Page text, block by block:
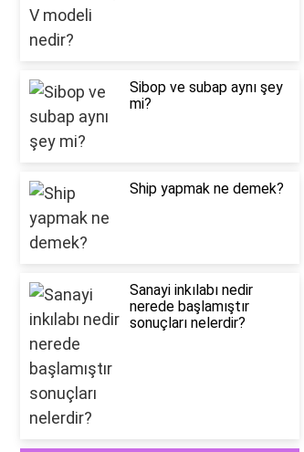
Sibop ve subap aynı şey
mi?
Ship yapmak ne demek?
Sanayi inkılabı nedir
nerede başlamıştır
sonuçları nelerdir?